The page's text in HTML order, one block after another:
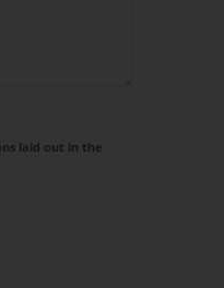
laid out in the